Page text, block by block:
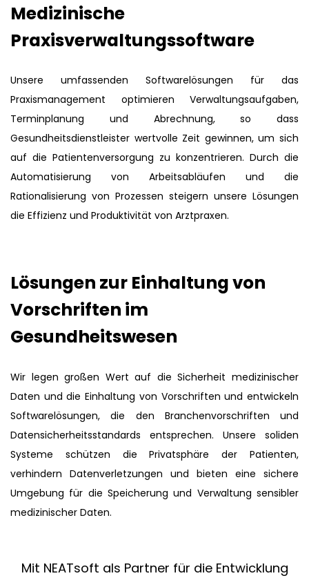
Medizinische
Praxisverwaltungssoftware
Unsere umfassenden Softwarelösungen für das
Praxismanagement optimieren Verwaltungsaufgaben,
Terminplanung und Abrechnung, so dass
Gesundheitsdienstleister wertvolle Zeit gewinnen, um sich
auf die Patientenversorgung zu konzentrieren. Durch die
Automatisierung von Arbeitsabläufen und die
Rationalisierung von Prozessen steigern unsere Lösungen
die Effizienz und Produktivität von Arztpraxen.
Lösungen zur Einhaltung von
Vorschriften im
Gesundheitswesen
Wir legen großen Wert auf die Sicherheit medizinischer
Daten und die Einhaltung von Vorschriften und entwickeln
Softwarelösungen, die den Branchenvorschriften und
Datensicherheitsstandards entsprechen. Unsere soliden
Systeme schützen die Privatsphäre der Patienten,
verhindern Datenverletzungen und bieten eine sichere
Umgebung für die Speicherung und Verwaltung sensibler
medizinischer Daten.
Mit NEATsoft als Partner für die Entwicklung